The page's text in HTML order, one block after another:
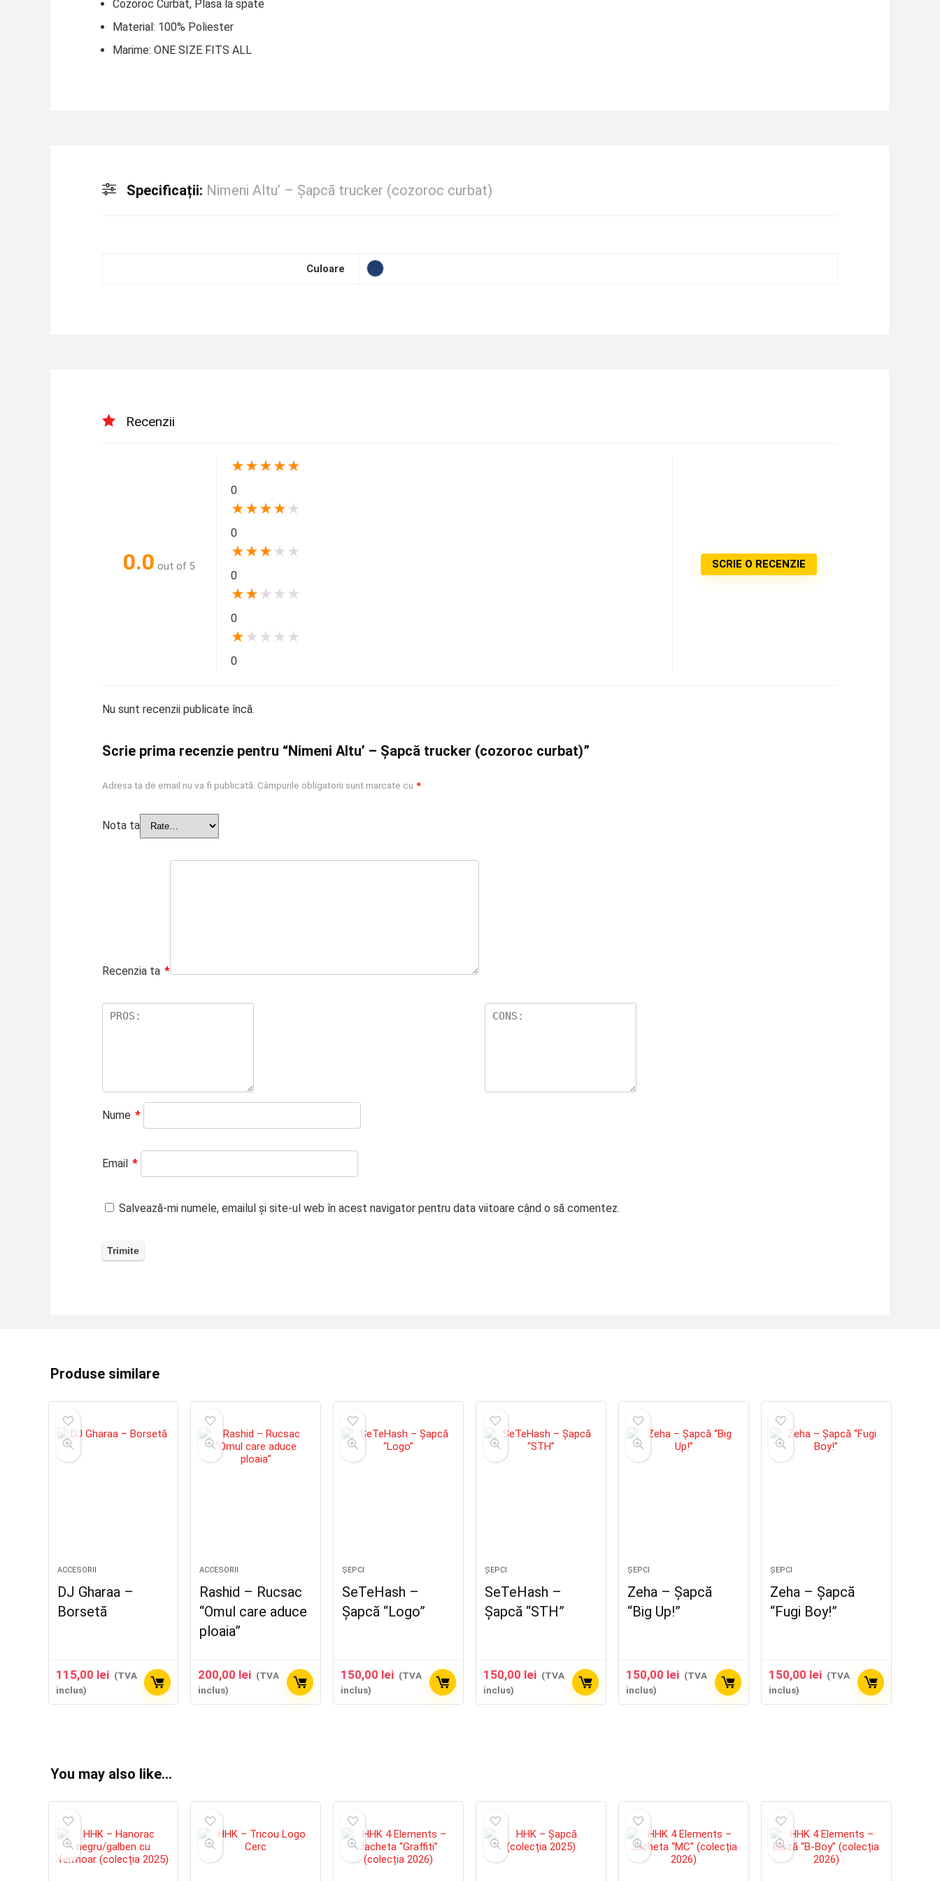
Cozoroc Curbat, Plasa la spate
Material: 100% Poliester
Marime: ONE SIZE FITS ALL
Specificații: Nimeni Altu’ – Șapcă trucker (cozoroc curbat)
Culoare
Recenzii
0.0 out of 5
★★★★★
0
★★★★ ★
0
★★★ ★ ★
0
★★ ★ ★ ★
0
★ ★ ★ ★ ★
0
SCRIE O RECENZIE
Nu sunt recenzii publicate încă.
Scrie prima recenzie pentru “Nimeni Altu’ – Șapcă trucker (cozoroc curbat)”
Adresa ta de email nu va fi publicată. Câmpurile obligatorii sunt marcate cu *
Nota ta
Recenzia ta *
Nume *
Email *
Salvează-mi numele, emailul și site-ul web în acest navigator pentru data viitoare când o să comentez.
Produse similare
ACCESORII
DJ Gharaa –
Borsetă
115,00 lei (TVA
inclus)
ACCESORII
Rashid – Rucsac
“Omul care aduce
ploaia”
200,00 lei (TVA
inclus)
ȘEPCI
SeTeHash –
Șapcă “Logo”
150,00 lei (TVA
inclus)
ȘEPCI
SeTeHash –
Șapcă “STH”
150,00 lei (TVA
inclus)
ȘEPCI
Zeha – Șapcă
“Big Up!”
150,00 lei (TVA
inclus)
ȘEPCI
Zeha – Șapcă
“Fugi Boy!”
150,00 lei (TVA
inclus)
You may also like…